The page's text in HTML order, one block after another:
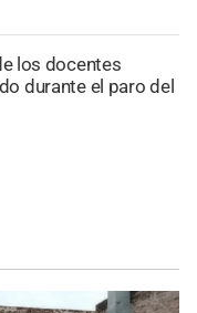
los docentes
durante el paro del